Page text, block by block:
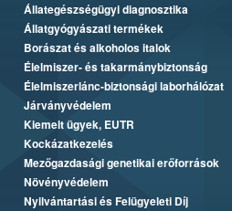
Állategészségügyi diagnosztika
Állatgyógyászati termékek
Borászat és alkoholos italok
Élelmiszer- és takarmánybiztonság
Élelmiszerlánc-biztonsági laborhálózat
Járványvédelem
Kiemelt ügyek, EUTR
Kockázatkezelés
Mezőgazdasági genetikai erőforrások
Növényvédelem
Nyilvántartási és Felügyeleti Díj